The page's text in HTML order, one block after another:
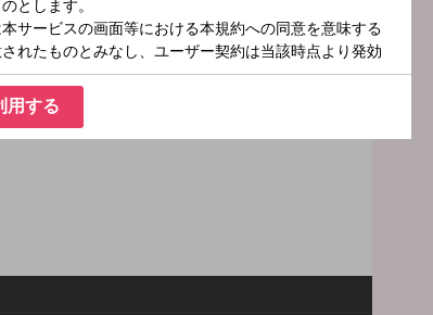
産である音楽番組のランキングを振り返る番組です。
用する